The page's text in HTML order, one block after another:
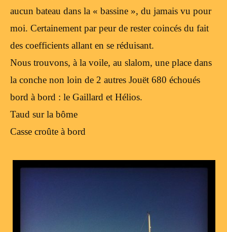
aucun bateau dans la « bassine », du jamais vu pour
moi. Certainement par peur de rester coincés du fait
des coefficients allant en se réduisant.
Nous trouvons, à la voile, au slalom, une place dans
la conche non loin de 2 autres Jouët 680 échoués
bord à bord : le Gaillard et Hélios.
Taud sur la bôme
Casse croûte à bord